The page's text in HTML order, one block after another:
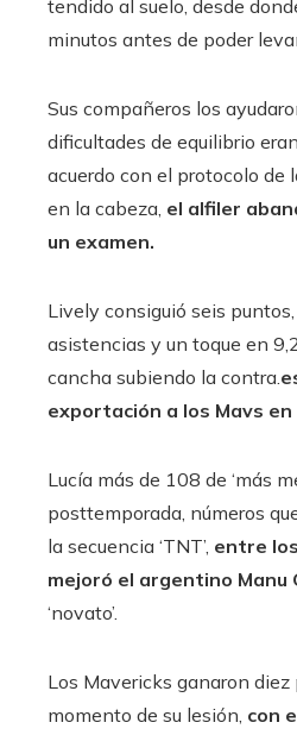
tendido al suelo, desde
minutos antes de poder
Sus compañeros los
dificultades de equilibrio
acuerdo con el protocolo de
en la cabeza, el alfiler
un examen.
Lively consiguió seis
asistencias y un toque en
cancha subiendo la contra.
exportación a los Mavs
Lucía más de 108 de ‘más
posttemporada, números
la secuencia ‘TNT’, entre
mejoró el argentino Manu
‘novato’.
Los Mavericks ganaron
momento de su lesión, con